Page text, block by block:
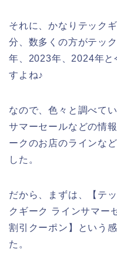
それに、かなりテック
分、数多くの方がテッ
年、2023年、2024年と
すよね♪
なので、色々と調べて
サマーセールなどの情
ークのお店のラインな
した。
だから、まずは、【テ
クギーク ラインサマー
割引クーポン】という
た。